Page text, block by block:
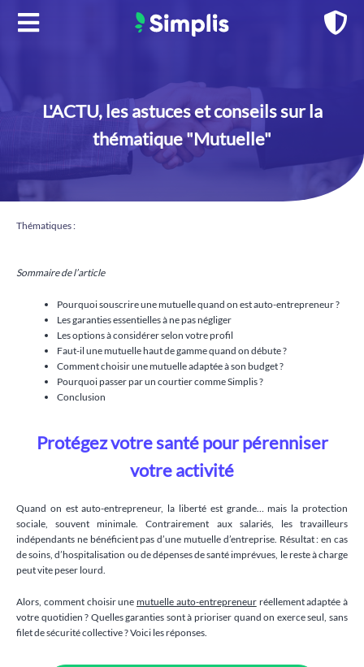
Aller
L'ACTU, les astuces et conseils sur la
thématique "Mutuelle"
Thématiques :
Sommaire de l’article
Pourquoi souscrire une mutuelle quand on est auto-entrepreneur ?
Les garanties essentielles à ne pas négliger
Les options à considérer selon votre profil
Faut-il une mutuelle haut de gamme quand on débute ?
Comment choisir une mutuelle adaptée à son budget ?
Pourquoi passer par un courtier comme Simplis ?
Conclusion
Protégez votre santé pour pérenniser
votre activité
Quand on est auto-entrepreneur, la liberté est grande… mais la protection
sociale, souvent minimale. Contrairement aux salariés, les travailleurs
indépendants ne bénéficient pas d’une mutuelle d’entreprise. Résultat : en cas
de soins, d’hospitalisation ou de dépenses de santé imprévues, le reste à charge
peut vite peser lourd.
Alors, comment choisir une mutuelle auto-entrepreneurréellement adaptée à
votre quotidien ? Quelles garanties sont à prioriser quand on exerce seul, sans
filet de sécurité collective ? Voici les réponses.